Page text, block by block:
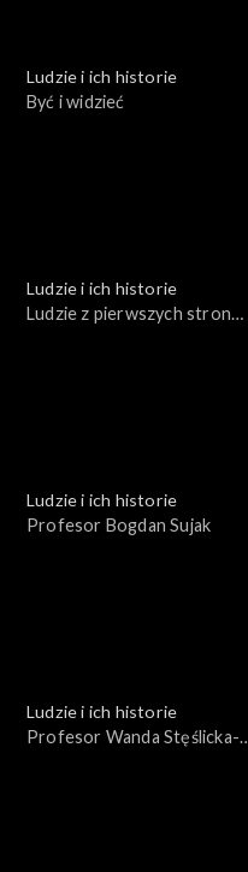
Ludzie i ich historie
Być i widzieć
Ludzie i ich historie
Ludzie z pierwszych stron
Ludzie i ich historie
Profesor Bogdan Sujak
Ludzie i ich historie
Profesor Wanda Stęślicka-